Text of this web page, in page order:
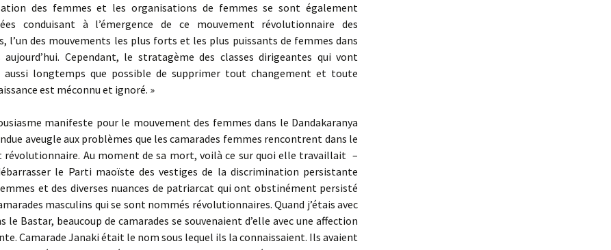
des femmes et les organisations de femmes se sont également
conduisant à l’émergence de ce mouvement révolutionnaire des
l’un des mouvements les plus forts et les plus puissants de femmes dans
aujourd’hui. Cependant, le stratagème des classes dirigeantes qui vont
aussi longtemps que possible de supprimer tout changement et toute
est méconnu et ignoré. »
manifeste pour le mouvement des femmes dans le Dandakaranya
aveugle aux problèmes que les camarades femmes rencontrent dans le
révolutionnaire. Au moment de sa mort, voilà ce sur quoi elle travaillait –
le Parti maoïste des vestiges de la discrimination persistante
et des diverses nuances de patriarcat qui ont obstinément persisté
masculins qui se sont nommés révolutionnaires. Quand j’étais avec
le Bastar, beaucoup de camarades se souvenaient d’elle avec une affection
Camarade Janaki était le nom sous lequel ils la connaissaient. Ils avaient